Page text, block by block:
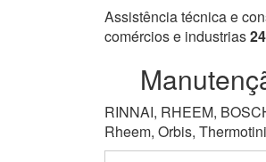
Assistência técnica e
comércios e industrias
RINNAI, RHEEM,
Rheem, Orbis,